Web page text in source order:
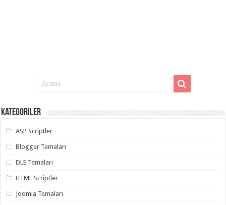
Kategoriler
ASP Scriptler
Blogger Temaları
DLE Temaları
HTML Scriptler
Joomla Temaları